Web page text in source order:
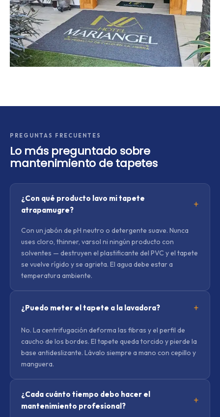
PREGUNTAS FRECUENTES
Lo más preguntado sobre
mantenimiento de tapetes
¿Con qué producto lavo mi tapete
atrapamugre?
Con un jabón de pH neutro o detergente suave. Nunca
uses cloro, thinner, varsol ni ningún producto con
solventes — destruyen el plastificante del PVC y el tapete
se vuelve rígido y se agrieta. El agua debe estar a
temperatura ambiente.
¿Puedo meter el tapete a la lavadora?
No. La centrifugación deforma las fibras y el perfil de
caucho de los bordes. El tapete queda torcido y pierde la
base antideslizante. Lávalo siempre a mano con cepillo y
manguera.
¿Cada cuánto tiempo debo hacer el
mantenimiento profesional?